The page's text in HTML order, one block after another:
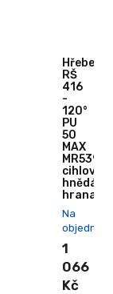
Hřebenáč
RŠ
416
-
120°
PU
50
MAX
MR539
cihlově
hnědá
hranatý
Na
objednání
1
066
Kč